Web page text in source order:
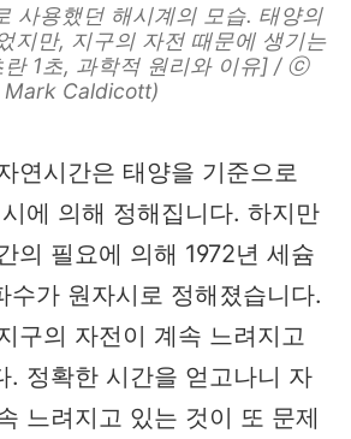
사용했던 해시계의 모습. 태양의
지만, 지구의 자전 때문에 생기는
란 1초, 과학적 원리와 이유] / ⓒ
Mark Caldicott)
연시간은 태양을 기준으로
에 의해 정해집니다. 하지만
의 필요에 의해 1972년 세슘
수가 원자시로 정해졌습니다.
구의 자전이 계속 느려지고
. 정확한 시간을 얻고나니 자
느려지고 있는 것이 또 문제